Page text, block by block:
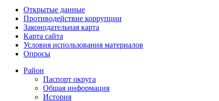
Открытые данные
Противодействие коррупции
Законодательная карта
Карта сайта
Условия использования материалов
Опросы
Район
Паспорт округа
Общая информация
История